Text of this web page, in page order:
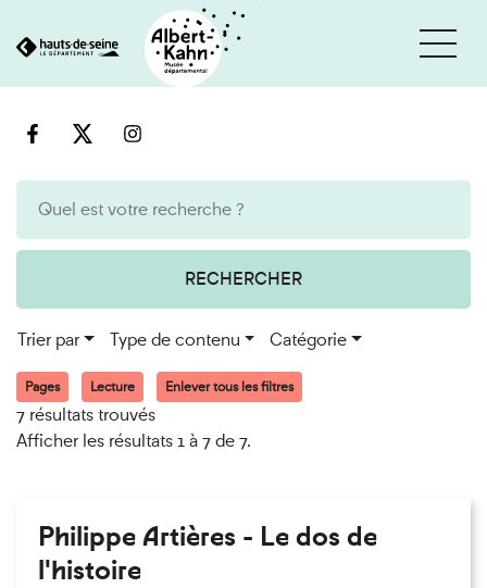
au
RECHERCHER
Trier par Type de contenu Catégorie
Pages Lecture Enlever tous les filtres
7 résultats trouvés
Afficher les résultats 1 à 7 de 7.
Philippe Artières - Le dos de
l'histoire
Cookies et traceurs utilisés sur ce site